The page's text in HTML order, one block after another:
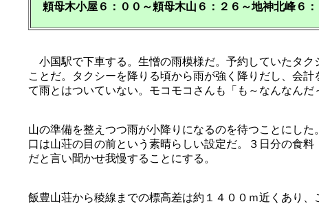
頼母木小屋６：００～頼母木山６：２６～地神北峰６
小国駅で下車する。生憎の雨模様だ。予約していたタ
ことだ。タクシーを降りる頃から雨が強く降りだし、会
て雨とはついていない。モコモコさんも「も～なんなんだ
山の準備を整えつつ雨が小降りになるのを待つことにし
口は山荘の目の前という素晴らしい設定だ。３日分の食
だと言い聞かせ我慢することにする。
飯豊山荘から稜線までの標高差は約１４００ｍ近くあり